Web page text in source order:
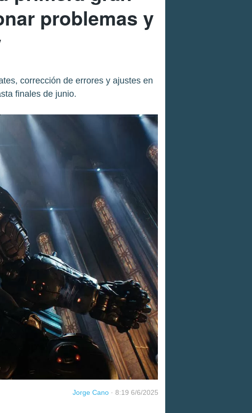
problemas y
corrección de errores y ajustes en
finales de junio.
Jorge Cano · 8:19 6/6/2025